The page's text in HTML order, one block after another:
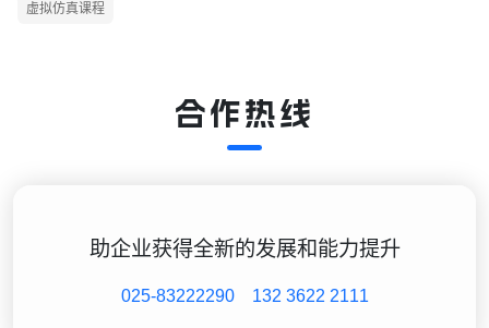
虚拟仿真课程
合作热线
助企业获得全新的发展和能力提升
025-83222290 132 3622 2111